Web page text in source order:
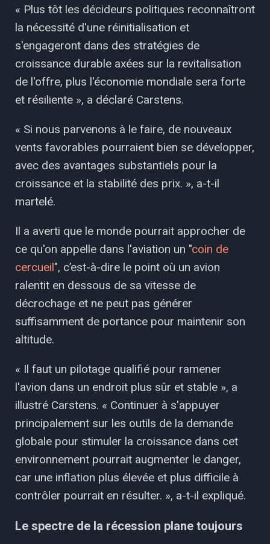
« Plus tôt les décideurs politiques reconnaîtront
la nécessité d'une réinitialisation et
s'engageront dans des stratégies de
croissance durable axées sur la revitalisation
de l'offre, plus l'économie mondiale sera forte
et résiliente », a déclaré Carstens.
« Si nous parvenons à le faire, de nouveaux
vents favorables pourraient bien se développer,
avec des avantages substantiels pour la
croissance et la stabilité des prix. », a-t-il
martelé.
Il a averti que le monde pourrait approcher de
ce qu'on appelle dans l'aviation un "coin de
cercueil", c’est-à-dire le point où un avion
ralentit en dessous de sa vitesse de
décrochage et ne peut pas générer
suffisamment de portance pour maintenir son
altitude.
« Il faut un pilotage qualifié pour ramener
l'avion dans un endroit plus sûr et stable », a
illustré Carstens. « Continuer à s'appuyer
principalement sur les outils de la demande
globale pour stimuler la croissance dans cet
environnement pourrait augmenter le danger,
car une inflation plus élevée et plus difficile à
contrôler pourrait en résulter. », a-t-il expliqué.
Le spectre de la récession plane toujours